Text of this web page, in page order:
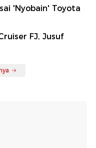
'Nyobain' Toyota
FJ, Jusuf